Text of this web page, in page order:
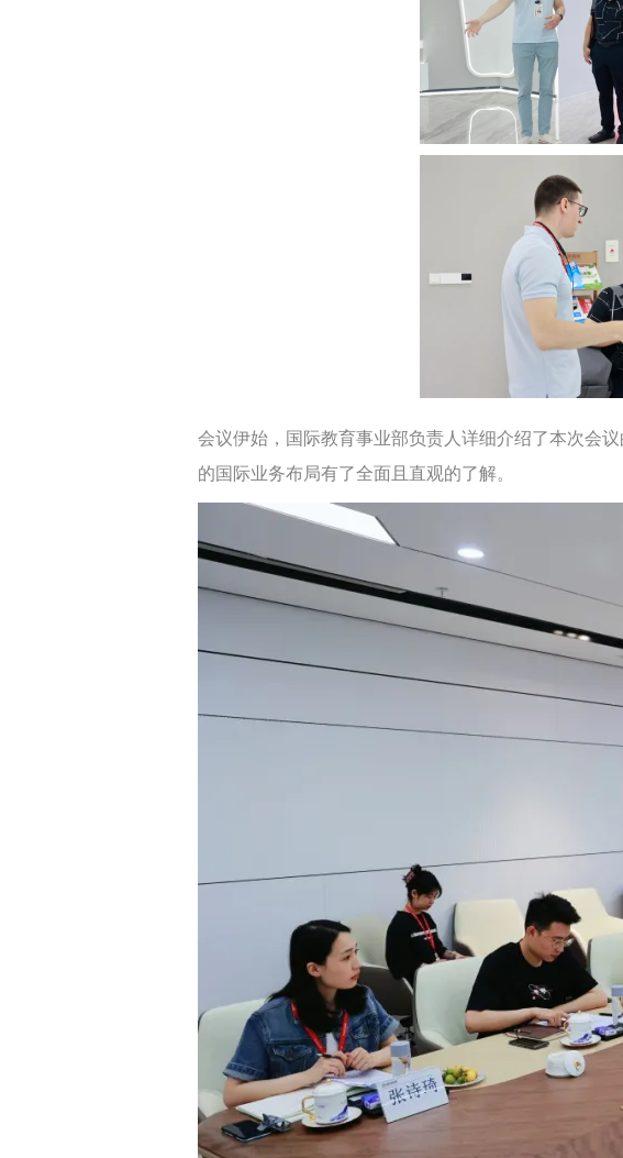
会议伊始，国际教育事业部负责人详细介绍了本次会
的国际业务布局有了全面且直观的了解。